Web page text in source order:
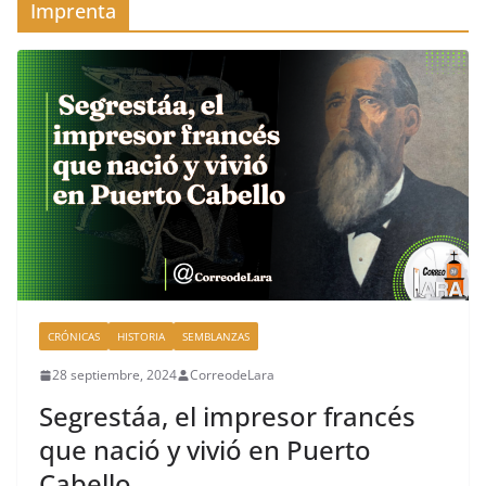
Imprenta
CRÓNICAS HISTORIA SEMBLANZAS
28 septiembre, 2024 CorreodeLara
Segrestáa, el impresor francés
que nació y vivió en Puerto